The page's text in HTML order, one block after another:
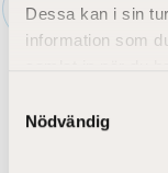
Dessa kan i sin
information som
Nödvändig